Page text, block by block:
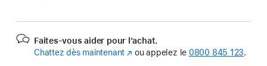
Faites-vous aider pour l’achat.
Chattez dès maintenant (s’ouvre
ou appelez le 0800 845 123.